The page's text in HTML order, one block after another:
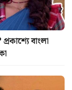
বাংলা